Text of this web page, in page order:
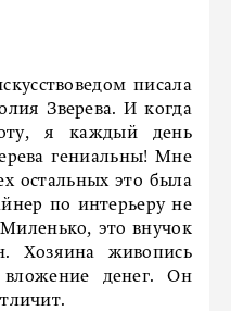
писала
Зверева. И когда
я каждый день
гениальны! Мне
остальных это была
по интерьеру не
это внучок
Хозяина живопись
вложение денег. Он